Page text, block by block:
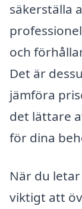
säkerställa
och
Det är
jämföra
det lättare
för dina
När du
viktigt att